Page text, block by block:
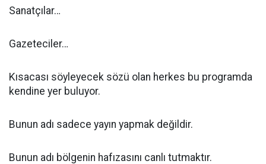
Sanatçılar…
Gazeteciler…
Kısacası söyleyecek sözü olan herkes bu programda
kendine yer buluyor.
Bunun adı sadece yayın yapmak değildir.
Bunun adı bölgenin hafızasını canlı tutmaktır.